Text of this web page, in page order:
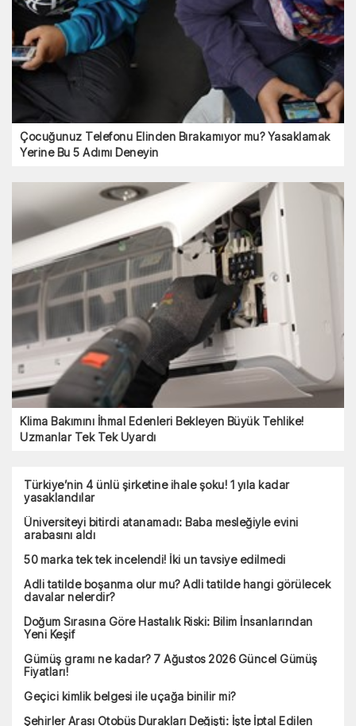
Çocuğunuz Telefonu Elinden Bırakamıyor mu? Yasaklamak
Yerine Bu 5 Adımı Deneyin
Klima Bakımını İhmal Edenleri Bekleyen Büyük Tehlike!
Uzmanlar Tek Tek Uyardı
Türkiye’nin 4 ünlü şirketine ihale şoku! 1 yıla kadar
yasaklandılar
Üniversiteyi bitirdi atanamadı: Baba mesleğiyle evini
arabasını aldı
50 marka tek tek incelendi! İki un tavsiye edilmedi
Adli tatilde boşanma olur mu? Adli tatilde hangi görülecek
davalar nelerdir?
Doğum Sırasına Göre Hastalık Riski: Bilim İnsanlarından
Yeni Keşif
Gümüş gramı ne kadar? 7 Ağustos 2026 Güncel Gümüş
Fiyatları!
Geçici kimlik belgesi ile uçağa binilir mi?
Şehirler Arası Otobüs Durakları Değişti: İşte İptal Edilen